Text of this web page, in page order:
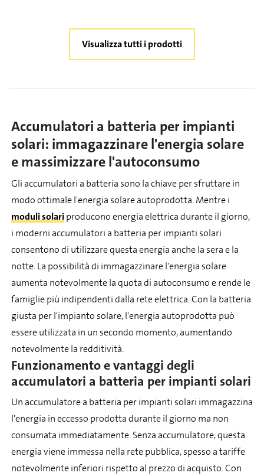
Visualizza tutti i prodotti
Accumulatori a batteria per impianti
solari: immagazzinare l'energia solare
e massimizzare l'autoconsumo
Gli accumulatori a batteria sono la chiave per sfruttare in
modo ottimale l'energia solare autoprodotta. Mentre i
moduli solariproducono energia elettrica durante il giorno,
i moderni accumulatori a batteria per impianti solari
consentono di utilizzare questa energia anche la sera e la
notte. La possibilità di immagazzinare l'energia solare
aumenta notevolmente la quota di autoconsumo e rende le
famiglie più indipendenti dalla rete elettrica. Con la batteria
giusta per l'impianto solare, l'energia autoprodotta può
essere utilizzata in un secondo momento, aumentando
notevolmente la redditività.
Funzionamento e vantaggi degli
accumulatori a batteria per impianti solari
Un accumulatore a batteria per impianti solari immagazzina
l'energia in eccesso prodotta durante il giorno ma non
consumata immediatamente. Senza accumulatore, questa
energia viene immessa nella rete pubblica, spesso a tariffe
notevolmente inferiori rispetto al prezzo di acquisto. Con